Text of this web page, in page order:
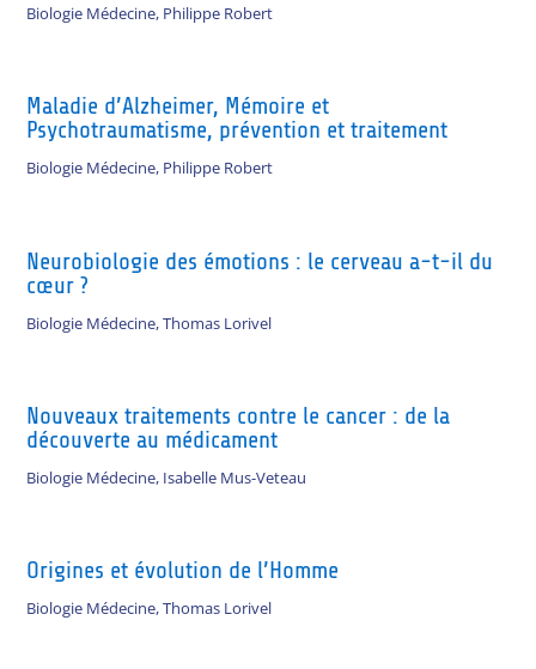
Biologie Médecine, Philippe Robert
Maladie d’Alzheimer, Mémoire et
Psychotraumatisme, prévention et traitement
Biologie Médecine, Philippe Robert
Neurobiologie des émotions : le cerveau a-t-il du
cœur ?
Biologie Médecine,Thomas Lorivel
Nouveaux traitements contre le cancer : de la
découverte au médicament
Biologie Médecine, Isabelle Mus-Veteau
Origines et évolution de l’Homme
Biologie Médecine,Thomas Lorivel